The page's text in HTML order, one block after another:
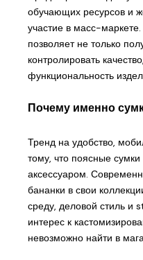
обучающих ресурсов и
участие в масс-
позволяет не только
контролировать
функциональность
Почему именно
Тренд на удобство,
тому, что поясные
аксессуаром.
бананки в свои
среду, деловой стиль и
интерес к
невозможно найти в